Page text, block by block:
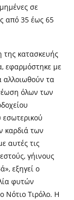
σε
από 35 έως 65
κατασκευής
εφαρμόστηκε με
αλλοιωθούν τα
όλων των
καρδιά των
αυτές τις
γήινους
εξηγεί ο
φυτών
Νότιο Τιρόλο. Η